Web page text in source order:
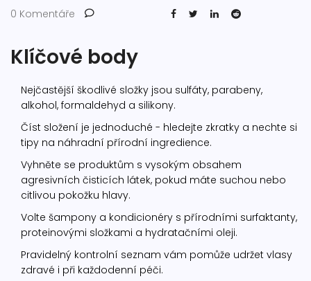
0 Komentáře
Klíčové body
Nejčastější škodlivé složky jsou sulfáty, parabeny,
alkohol, formaldehyd a silikony.
Číst složení je jednoduché - hledejte zkratky a nechte si
tipy na náhradní přírodní ingredience.
Vyhněte se produktům s vysokým obsahem
agresivních čisticích látek, pokud máte suchou nebo
citlivou pokožku hlavy.
Volte šampony a kondicionéry s přírodními surfaktanty,
proteinovými složkami a hydratačními oleji.
Pravidelný kontrolní seznam vám pomůže udržet vlasy
zdravé i při každodenní péči.